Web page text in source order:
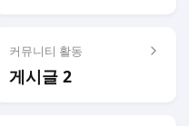
커뮤니티 활동
게시글 2